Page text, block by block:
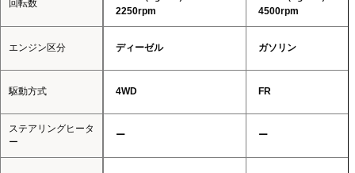
回転数
エンジン区分
駆動方式
ステアリングヒータ
ー
2250rpm
4500rpm
ディーゼル ガソリン
4WD FR
ー ー